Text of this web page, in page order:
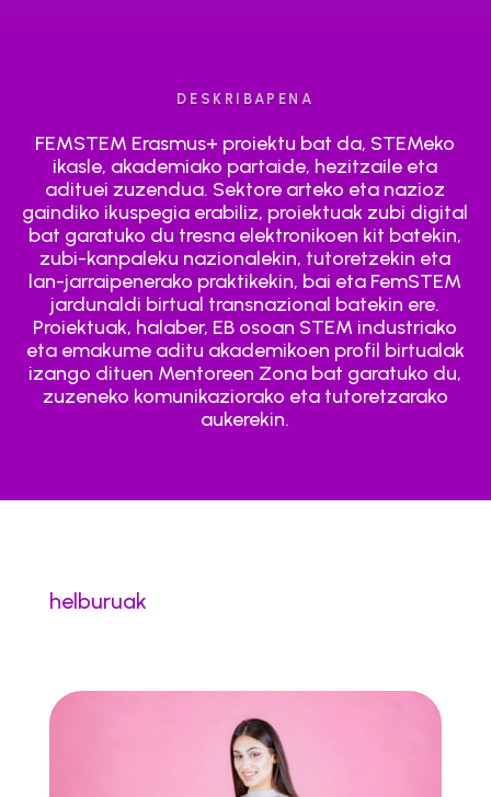
DESKRIBAPENA
FEMSTEM Erasmus+ proiektu bat da, STEMeko
ikasle, akademiako partaide, hezitzaile eta
adituei zuzendua. Sektore arteko eta nazioz
gaindiko ikuspegia erabiliz, proiektuak zubi digital
bat garatuko du tresna elektronikoen kit batekin,
zubi-kanpaleku nazionalekin, tutoretzekin eta
lan-jarraipenerako praktikekin, bai eta FemSTEM
jardunaldi birtual transnazional batekin ere.
Proiektuak, halaber, EB osoan STEM industriako
eta emakume aditu akademikoen profil birtualak
izango dituen Mentoreen Zona bat garatuko du,
zuzeneko komunikaziorako eta tutoretzarako
aukerekin.
helburuak